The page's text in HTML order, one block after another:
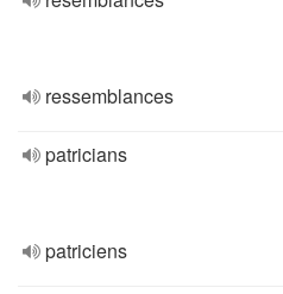
ressemblances
patricians
patriciens